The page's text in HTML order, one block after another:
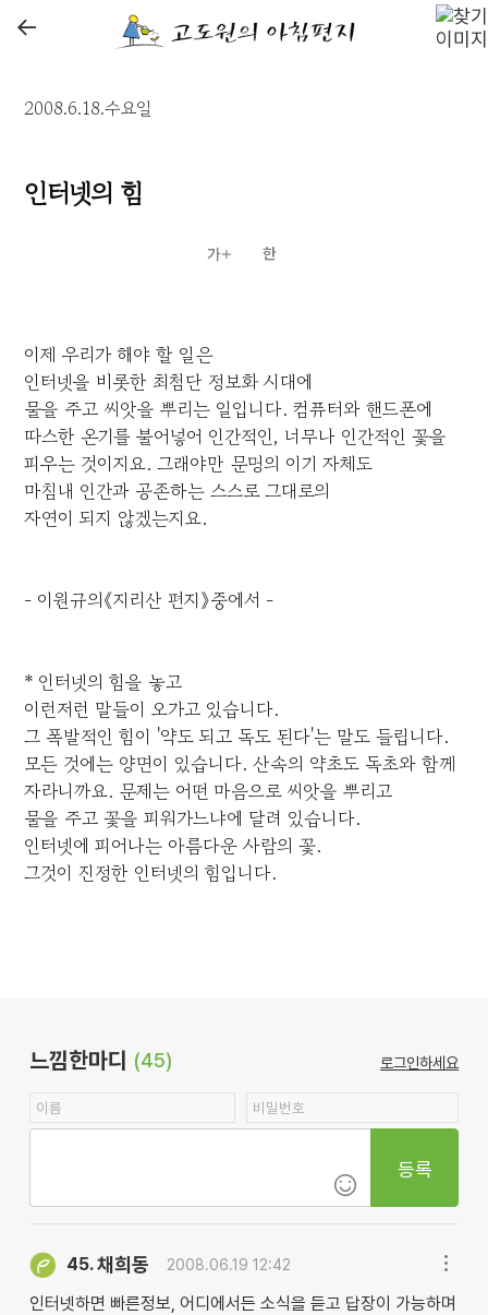
←
2008.6.18.수요일
인터넷의 힘
이제 우리가 해야 할 일은
인터넷을 비롯한 최첨단 정보화 시대에
물을 주고 씨앗을 뿌리는 일입니다. 컴퓨터와 핸드폰에
따스한 온기를 불어넣어 인간적인, 너무나 인간적인 꽃을
피우는 것이지요. 그래야만 문명의 이기 자체도
마침내 인간과 공존하는 스스로 그대로의
자연이 되지 않겠는지요.
- 이원규의《지리산 편지》중에서 -
* 인터넷의 힘을 놓고
이런저런 말들이 오가고 있습니다.
그 폭발적인 힘이 '약도 되고 독도 된다'는 말도 들립니다.
모든 것에는 양면이 있습니다. 산속의 약초도 독초와 함께
자라니까요. 문제는 어떤 마음으로 씨앗을 뿌리고
물을 주고 꽃을 피워가느냐에 달려 있습니다.
인터넷에 피어나는 아름다운 사람의 꽃.
그것이 진정한 인터넷의 힘입니다.
느낌한마디 (45) 로그인하세요
등록
45.채희동 2008.06.19 12:42
인터넷하면 빠른정보, 어디에서든 소식을 듣고 답장이 가능하며